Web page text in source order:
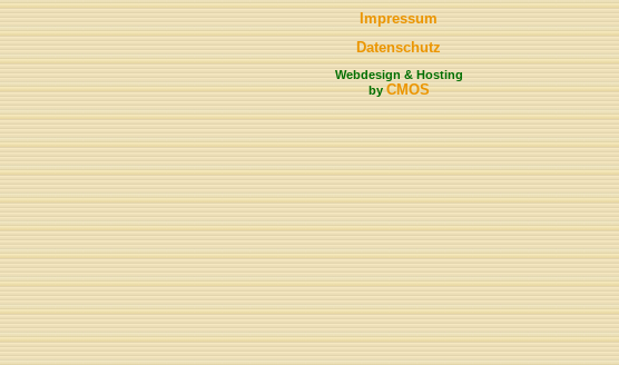
Impressum
Datenschutz
Webdesign & Hosting
byCMOS